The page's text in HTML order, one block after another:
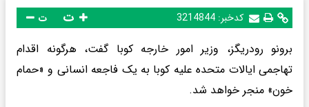
کدخبر: 3214844 ت
برونو رودریگز، وزیر امور خارجه کوبا گفت، هرگونه اقدام
تهاجمی ایالات متحده علیه کوبا به یک فاجعه انسانی و «حمام
خون» منجر خواهد شد.